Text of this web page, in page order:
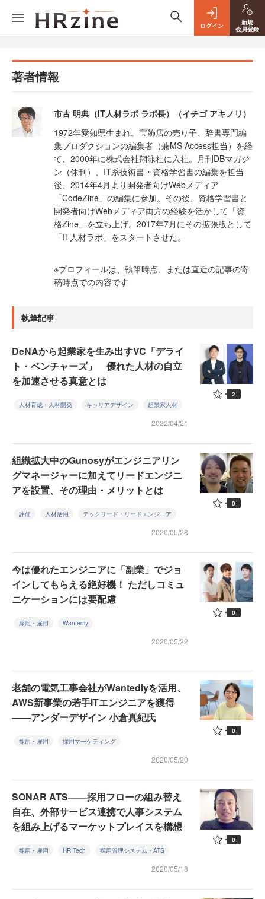
ログイン
新規
会員登録
著者情報
市古 明典（IT人材ラボ ラボ長）（イチゴ アキノリ）
1972年愛知県生まれ。宝飾店の売り子、辞書専門編
集プロダクションの編集者（兼MS Access担当）を経
て、2000年に株式会社翔泳社に入社。月刊DBマガジ
ン（休刊）、IT系技術書・資格学習書の編集を担当
後、2014年4月より開発者向けWebメディア
「CodeZine」の編集に参加。その後、資格学習書と
開発者向けWebメディア両方の経験を活かして「資
格Zine」を立ち上げ。2017年7月にその拡張版として
「IT人材ラボ」をスタートさせた。
※プロフィールは、執筆時点、または直近の記事の寄
稿時点での内容です
執筆記事
DeNAから起業家を生み出すVC「デライ
ト・ベンチャーズ」 優れた人材の自立
を加速させる真意とは
人材育成・人材開発 キャリアデザイン 起業家人材
2022/04/21
2
組織拡大中のGunosyがエンジニアリン
グマネージャーに加えてリードエンジニ
アを設置、その理由・メリットとは
評価 人材活用 テックリード・リードエンジニア
2020/05/28
0
今は優れたエンジニアに「副業」でジョ
インしてもらえる絶好機！ ただしコミュ
ニケーションには要配慮
採用・雇用 Wantedly
2020/05/22
0
老舗の電気工事会社がWantedlyを活用、
AWS新事業の若手ITエンジニアを獲得
――アンダーデザイン 小倉真紀氏
採用・雇用 採用マーケティング
2020/05/20
0
SONAR ATS――採用フローの組み替え
自在、外部サービス連携で人事システム
を組み上げるマーケットプレイスを構想
採用・雇用 HR Tech 採用管理システム・ATS
2020/05/18
0